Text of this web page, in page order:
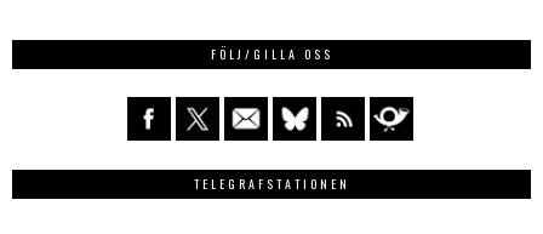
FÖLJ/GILLA OSS
TELEGRAFSTATIONEN